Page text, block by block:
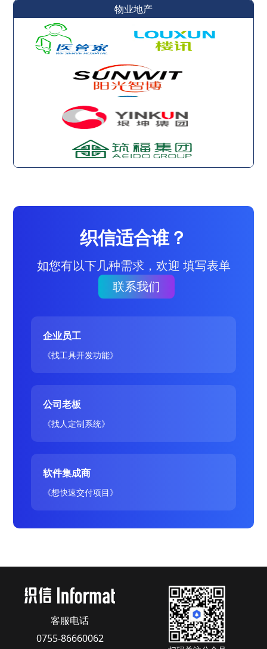
物业地产
织信适合谁？
如您有以下几种需求，欢迎 填写表单
联系我们
企业员工
《找工具开发功能》
公司老板
《找人定制系统》
软件集成商
《想快速交付项目》
客服电话
0755-86660062